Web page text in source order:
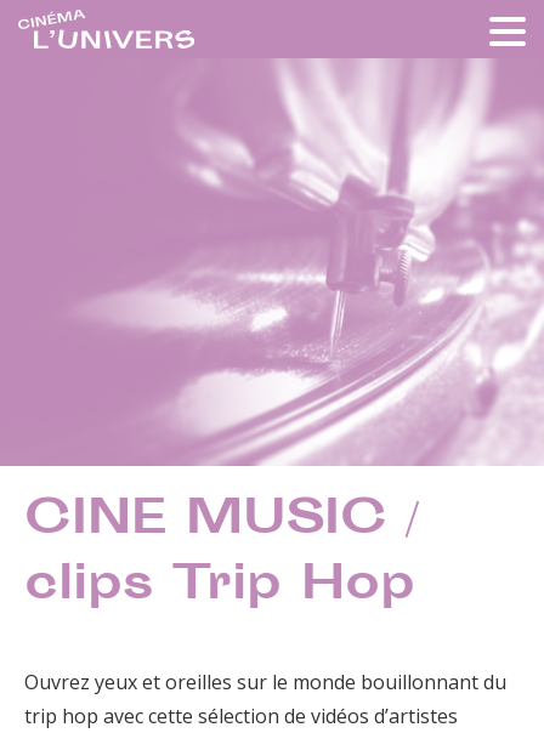
CINE MUSIC /
clips Trip Hop
Ouvrez yeux et oreilles sur le monde bouillonnant du
trip hop avec cette sélection de vidéos d’artistes